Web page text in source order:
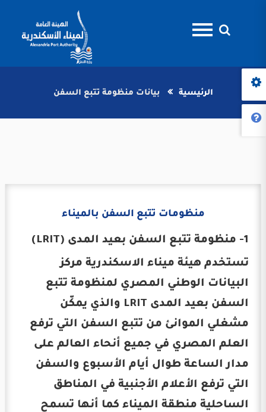
الرئيسية بيانات منظومة تتبع السفن
منظومات تتبع السفن بالميناء
1- منظومة تتبع السفن بعيد المدى (LRIT)
تستخدم هيئة ميناء الاسكندرية مركز
البيانات الوطني المصري لمنظومة تتبع
السفن بعيد المدى LRIT والذي يمكّن
مشغلي الموانئ من تتبع السفن التي ترفع
العلم المصري في جميع أنحاء العالم على
مدار الساعة طوال أيام الأسبوع والسفن
التي ترفع الأعلام الأجنبية في المناطق
الساحلية منطقة الميناء كما أنها تسمح